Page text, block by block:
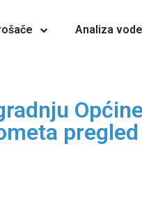
Analiza vode